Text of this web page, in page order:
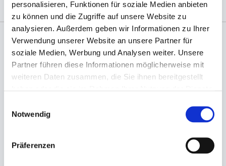
personalisieren, Funktionen für soziale Medien anbieten
zu können und die Zugriffe auf unsere Website zu
analysieren. Außerdem geben wir Informationen zu Ihrer
Verwendung unserer Website an unsere Partner für
soziale Medien, Werbung und Analysen weiter. Unsere
Partner führen diese Informationen möglicherweise mit
weiteren Daten zusammen, die Sie ihnen bereitgestellt
Notwendig
Präferenzen
Angaben zur Informationspflichten der GPSR
Produktsicherheitsverordnung:packpack.de GmbH, Am
Bullhamm 24-26, D-26441 Jever, info@packpack.de